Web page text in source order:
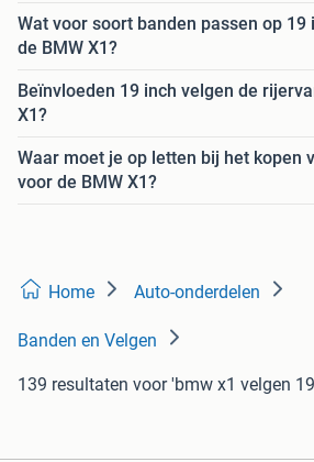
Wat voor soort banden passen op 19
de BMW X1?
Beïnvloeden 19 inch velgen de
X1?
Waar moet je op letten bij het kopen
voor de BMW X1?
Home Auto-onderdelen
Banden en Velgen
139 resultaten voor 'bmw x1 velgen